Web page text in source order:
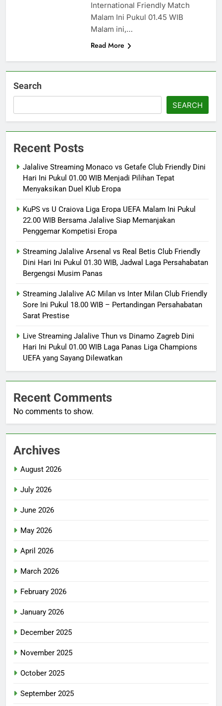
International Friendly Match
Malam Ini Pukul 01.45 WIB
Malam ini,…
Read More
Search
SEARCH
Recent Posts
Jalalive Streaming Monaco vs Getafe Club Friendly Dini
Hari Ini Pukul 01.00 WIB Menjadi Pilihan Tepat
Menyaksikan Duel Klub Eropa
KuPS vs U Craiova Liga Eropa UEFA Malam Ini Pukul
22.00 WIB Bersama Jalalive Siap Memanjakan
Penggemar Kompetisi Eropa
Streaming Jalalive Arsenal vs Real Betis Club Friendly
Dini Hari Ini Pukul 01.30 WIB, Jadwal Laga Persahabatan
Bergengsi Musim Panas
Streaming Jalalive AC Milan vs Inter Milan Club Friendly
Sore Ini Pukul 18.00 WIB – Pertandingan Persahabatan
Sarat Prestise
Live Streaming Jalalive Thun vs Dinamo Zagreb Dini
Hari Ini Pukul 01.00 WIB Laga Panas Liga Champions
UEFA yang Sayang Dilewatkan
Recent Comments
No comments to show.
Archives
August 2026
July 2026
June 2026
May 2026
April 2026
March 2026
February 2026
January 2026
December 2025
November 2025
October 2025
September 2025